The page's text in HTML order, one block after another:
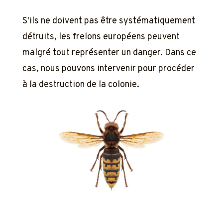
S'ils ne doivent pas être systématiquement
détruits, les frelons européens peuvent
malgré tout représenter un danger. Dans ce
cas, nous pouvons intervenir pour procéder
à la destruction de la colonie.